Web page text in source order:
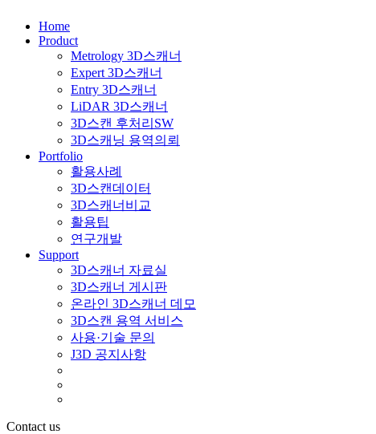
Home
Product
Metrology 3D스캐너
Expert 3D스캐너
Entry 3D스캐너
LiDAR 3D스캐너
3D스캔 후처리SW
3D스캐닝 용역의뢰
Portfolio
활용사례
3D스캔데이터
3D스캐너비교
활용팁
연구개발
Support
3D스캐너 자료실
3D스캐너 게시판
온라인 3D스캐너 데모
3D스캔 용역 서비스
사용·기술 문의
J3D 공지사항
Contact us